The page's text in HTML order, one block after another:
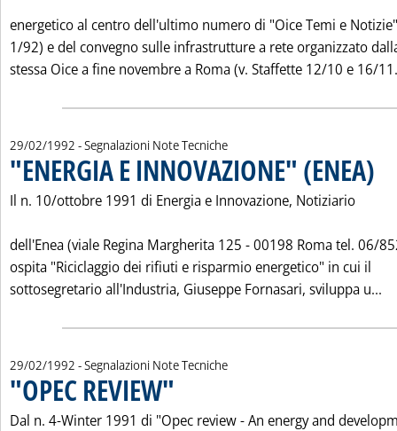
energetico al centro dell'ultimo numero di "Oice Temi e
1/92) e del convegno sulle infrastrutture a rete organizzato
stessa Oice a fine novembre a Roma (v. Staffette 12/10 e 16/
29/02/1992 - Segnalazioni Note Tecniche
"ENERGIA E INNOVAZIONE" (ENEA)
Il n. 10/ottobre 1991 di Energia e Innovazione, Notiziario
dell'Enea (viale Regina Margherita 125 - 00198 Roma tel. 06/
ospita "Riciclaggio dei rifiuti e risparmio energetico" in cui il
sottosegretario all'Industria, Giuseppe Fornasari, sviluppa u...
29/02/1992 - Segnalazioni Note Tecniche
"OPEC REVIEW"
Dal n. 4-Winter 1991 di "Opec review - An energy and